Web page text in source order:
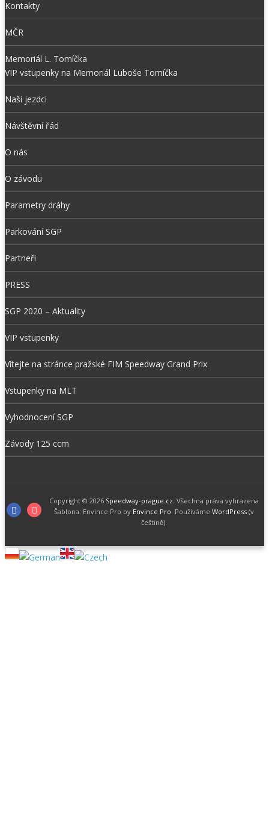
Kontakty
MČR
Memoriál L. Tomíčka
VIP vstupenky na Memoriál Luboše Tomíčka
Naši jezdci
Návštěvní řád
O nás
O závodu
Parametry dráhy
Parkování SGP
Partneři
PRESS
SGP 2020 – Aktuality
VIP vstupenky
Vítejte na stránce pražské FIM Speedway Grand Prix
Vstupenky na MLT
Vyhodnocení SGP
Závody 125 ccm
FacebookInstagram
Copyright © 2026 Speedway-prague.cz. Všechna práva vyhrazena
Šablona: Envince Pro by Envince Pro. Používáme WordPress(v
češtině).